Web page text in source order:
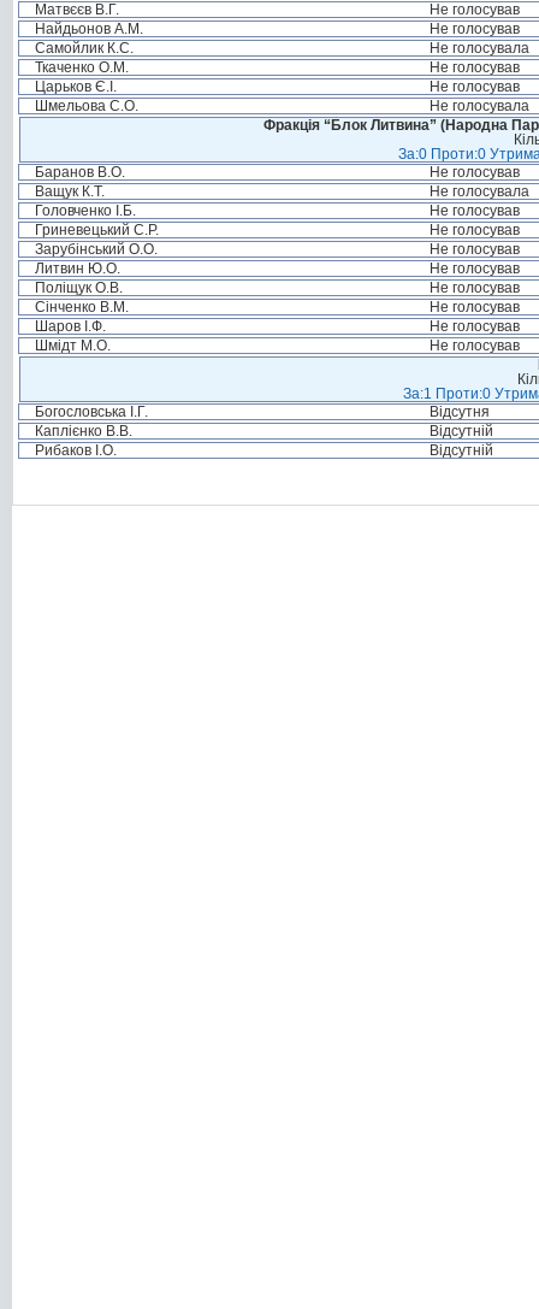
Матвєєв В.Г.
Не голосував
Найдьонов А.М.
Не голосував
Самойлик К.С.
Не голосувала
Ткаченко О.М.
Не голосував
Царьков Є.І.
Не голосував
Шмельова С.О.
Не голосувала
Фракція “Блок Литвина” (Народна
За:0 Проти:0
Баранов В.О.
Не голосував
Ващук К.Т.
Не голосувала
Головченко І.Б.
Не голосував
Гриневецький С.Р.
Не голосував
Зарубінський О.О.
Не голосував
Литвин Ю.О.
Не голосував
Поліщук О.В.
Не голосував
Сінченко В.М.
Не голосував
Шаров І.Ф.
Не голосував
Шмідт М.О.
Не голосував
За:1 Проти:0
Богословська І.Г.
Відсутня
Каплієнко В.В.
Відсутній
Рибаков І.О.
Відсутній